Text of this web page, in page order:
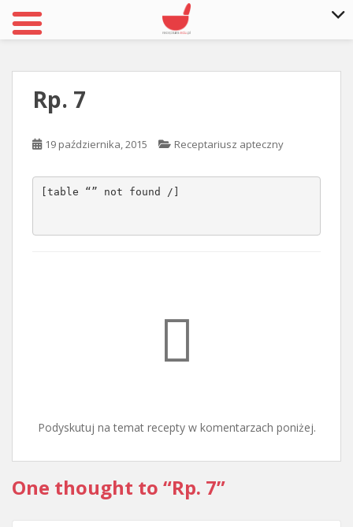
Rp. 7
19 października, 2015 Receptariusz apteczny
[table “” not found /]
Podyskutuj na temat recepty w komentarzach poniżej.
One thought to “Rp. 7”